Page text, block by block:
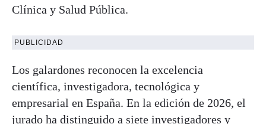
Clínica y Salud Pública.
PUBLICIDAD
Los galardones reconocen la excelencia
científica, investigadora, tecnológica y
empresarial en España. En la edición de 2026, el
jurado ha distinguido a siete investigadores y